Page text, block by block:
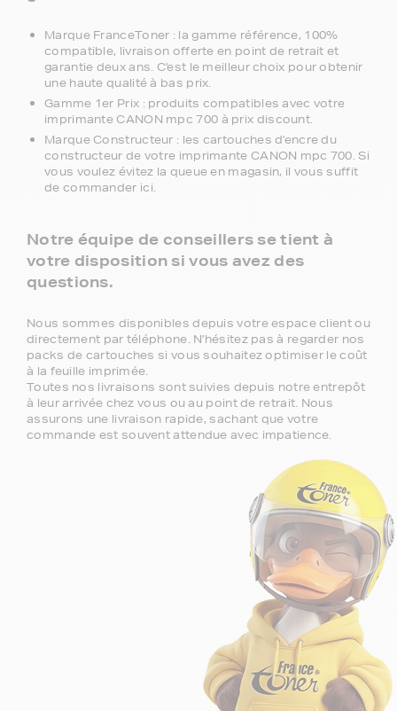
Marque FranceToner : la gamme référence, 100%
compatible, livraison offerte en point de retrait et
garantie deux ans. C'est le meilleur choix pour obtenir
une haute qualité à bas prix.
Gamme 1er Prix : produits compatibles avec votre
imprimante CANON mpc 700 à prix discount.
Marque Constructeur : les cartouches d'encre du
constructeur de votre imprimante CANON mpc 700. Si
vous voulez évitez la queue en magasin, il vous suffit
de commander ici.
Notre équipe de conseillers se tient à
votre disposition si vous avez des
questions.
Nous sommes disponibles depuis votre espace client ou
directement par téléphone. N'hésitez pas à regarder nos
packs de cartouches si vous souhaitez optimiser le coût
à la feuille imprimée.
Toutes nos livraisons sont suivies depuis notre entrepôt
à leur arrivée chez vous ou au point de retrait. Nous
assurons une livraison rapide, sachant que votre
commande est souvent attendue avec impatience.